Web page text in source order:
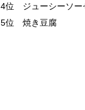
4位 ジューシーソー
5位 焼き豆腐